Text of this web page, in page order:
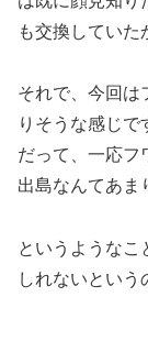
も交換していた
それで、今回は
りそうな感じで
だって、一応フ
出島なんてあま
というようなこ
しれないという